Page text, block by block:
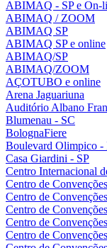
ABIMAQ - SP e On-
ABIMAQ / ZOOM
ABIMAQ SP
ABIMAQ SP e online
ABIMAQ/SP
ABIMAQ/ZOOM
AÇOTUBO e online
Arena Jaguariuna
Auditório Albano
Blumenau - SC
BolognaFiere
Boulevard Olimpico -
Casa Giardini - SP
Centro Internacional
Centro de
Centro de
Centro de
Centro de
Centro de